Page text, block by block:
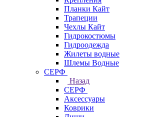
Планки Кайт
Трапеции
Чехлы Кайт
Гидрокостюмы
Гидроодежда
Жилеты водные
Шлемы Водные
СЕРФ
Назад
СЕРФ
Аксессуары
Коврики